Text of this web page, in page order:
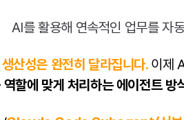
산성은 완전히 달라집니다. 이제
할에 맞게 처리하는 에이전트 방